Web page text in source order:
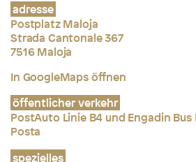
adresse
Postplatz Maloja
Strada Cantonale 367
7516 Maloja
In GoogleMaps öffnen
öffentlicher verkehr
PostAuto Linie B4 und Engadin Bus
Posta
spezielles